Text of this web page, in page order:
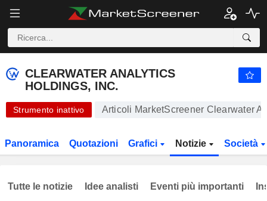
CLEARWATER ANALYTICS
HOLDINGS, INC.
Strumento inattivo Articoli MarketScreener Clearwater
Panoramica Quotazioni Grafici Notizie Società
Tutte le notizie Idee analisti Eventi più importanti